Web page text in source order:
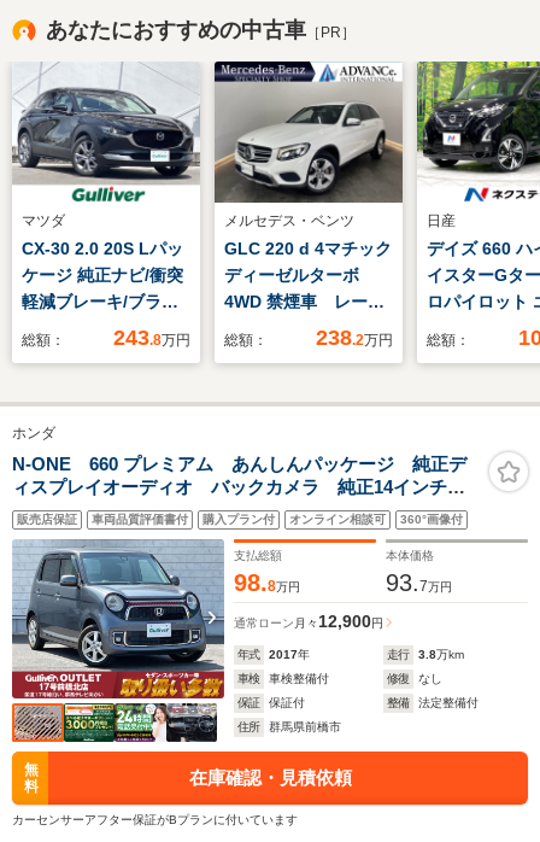
あなたにおすすめの中古車 ［PR］
マツダ
CX-30 2.0 20S Lパッ
ケージ 純正ナビ/衝突
軽減ブレーキ/ブライ
ンドスポットモニタ
ター/ステアリングヒ
ーター/ドライブレコ
ーダー/純正ビルトイ
ンETC/コーナーセン
サー/スペアキー
総額： 243.8万円
メルセデス・ベンツ
GLC 220 d 4マチック
ディーゼルターボ
4WD 禁煙車 レーダ
ーP 純正ナビ 地デ
ート パドルシフト
Bluetooth ドラレ
コ PTS 電動リアゲ
ート キーレスGO
18AW
総額： 238.2万円
日産
デイズ 660 ハ
イスターGタ
ロパイロット
ション 4WD
軽減 禁煙車
ーター スマ
ー LEDヘッ
トハイビーム
エアコン 純
ンチアルミ
総額：
ホンダ
N-ONE 660 プレミアム あんしんパッケージ 純正デ
ィスプレイオーディオ バックカメラ 純正14インチ
AW HIDオートライト フォグ ハーフレザー 革巻き
ステアリング ステアリングスイッチ 前後ドラレコ
ETC スマートキー
販売店保証 車両品質評価書付 購入プラン付 オンライン相談可 360°画像付
支払総額
98.8万円
本体価格
93.7万円
通常ローン 月々 12,900円
年式 2017年 走行 3.8万km
車検
車検整備付 修復
なし
保証
保証付 整備
法定整備付
住所
群馬県前橋市
無
料
在庫確認・見積依頼
カーセンサーアフター保証がBプランに付いています